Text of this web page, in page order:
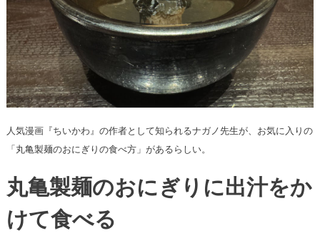
人気漫画『ちいかわ』の作者として知られるナガノ先生が、お気に入りの
「丸亀製麺のおにぎりの食べ方」があるらしい。
丸亀製麺のおにぎりに出汁をか
けて食べる